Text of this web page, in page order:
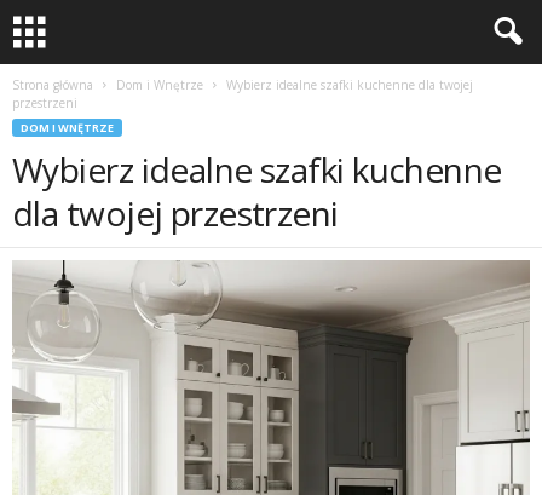
Strona główna Dom i Wnętrze
Wybierz idealne szafki kuchenne dla twojej
przestrzeni
DOM I WNĘTRZE
Wybierz idealne szafki kuchenne
dla twojej przestrzeni